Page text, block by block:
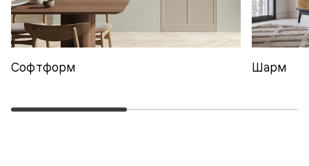
Софтформ Шарм